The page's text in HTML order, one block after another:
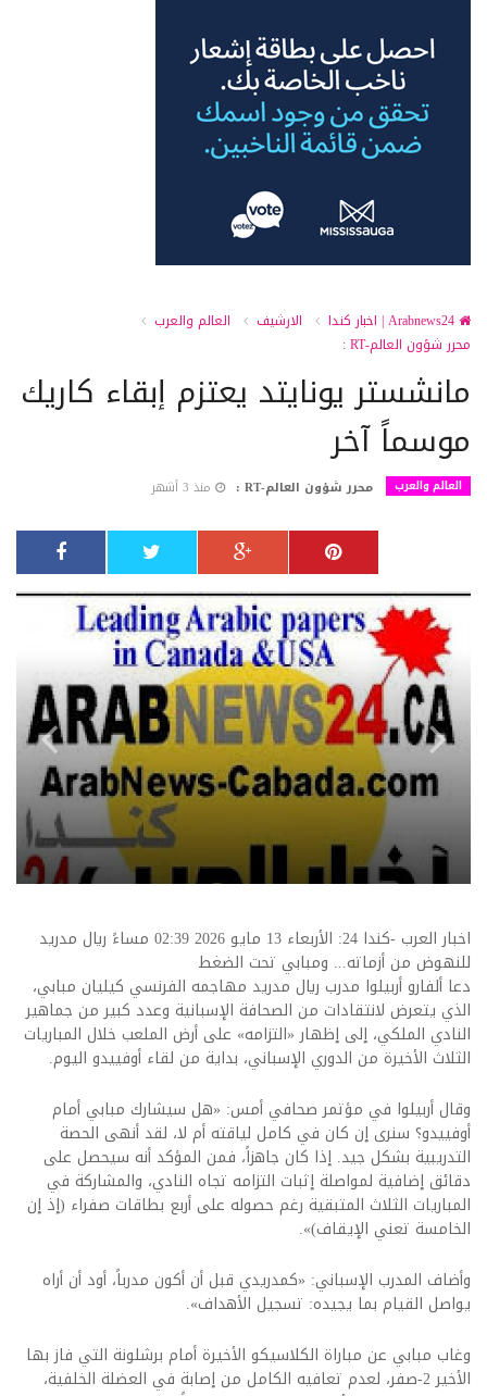
الارشيف
العالم والعرب
محرر شؤون العالم-RT :
مانشستر يونايتد يعتزم إبقاء كاريك
موسماً آخر
العالم والعرب محرر شؤون العالم-RT : منذ 3 أشهر
اخبار العرب -كندا 24: الأربعاء 13 مايو 2026 02:39 مساءً ريال مدريد
للنهوض من أزماته... ومبابي تحت الضغط
دعا ألفارو أربيلوا مدرب ريال مدريد مهاجمه الفرنسي كيليان مبابي،
الذي يتعرض لانتقادات من الصحافة الإسبانية وعدد كبير من جماهير
النادي الملكي، إلى إظهار «التزامه» على أرض الملعب خلال المباريات
الثلاث الأخيرة من الدوري الإسباني، بداية من لقاء أوفييدو اليوم.
وقال أربيلوا في مؤتمر صحافي أمس: «هل سيشارك مبابي أمام
أوفييدو؟ سنرى إن كان في كامل لياقته أم لا، لقد أنهى الحصة
التدريبية بشكل جيد. إذا كان جاهزاً، فمن المؤكد أنه سيحصل على
دقائق إضافية لمواصلة إثبات التزامه تجاه النادي، والمشاركة في
المباريات الثلاث المتبقية رغم حصوله على أربع بطاقات صفراء (إذ إن
الخامسة تعني الإيقاف)».
وأضاف المدرب الإسباني: «كمدريدي قبل أن أكون مدرباً، أود أن أراه
يواصل القيام بما يجيده: تسجيل الأهداف».
وغاب مبابي عن مباراة الكلاسيكو الأخيرة أمام برشلونة التي فاز بها
الأخير 2-صفر، لعدم تعافيه الكامل من إصابة في العضلة الخلفية،